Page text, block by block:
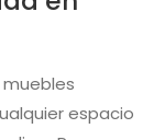
espacio